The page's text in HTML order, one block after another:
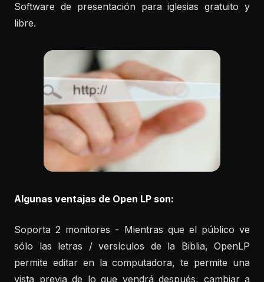
Software de presentación para iglesias gratuito y
libre.
Algunas ventajas de Open LP son:
Soporta 2 monitores - Mientras que el público ve
sólo las letras / versículos de la Biblia, OpenLP
permite editar en la computadora, te permite una
vista previa de lo que vendrá después, cambiar a